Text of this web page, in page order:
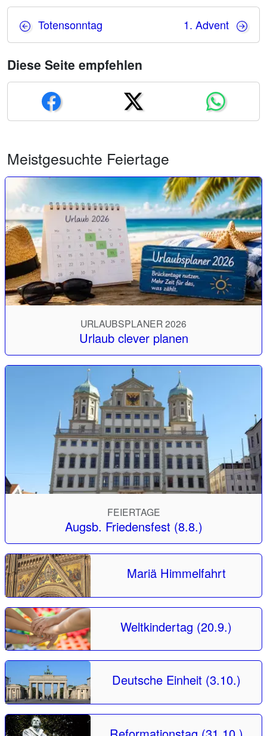
Totensonntag 1. Advent
Diese Seite empfehlen
Meistgesuchte Feiertage
URLAUBSPLANER 2026
Urlaub clever planen
FEIERTAGE
Augsb. Friedensfest (8.8.)
Mariä Himmelfahrt
Weltkindertag (20.9.)
Deutsche Einheit (3.10.)